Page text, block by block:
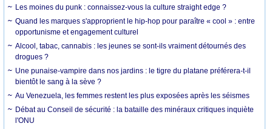
Les moines du punk : connaissez-vous la culture straight edge ?
Quand les marques s'approprient le hip-hop pour paraître « cool » : entre
opportunisme et engagement culturel
Alcool, tabac, cannabis : les jeunes se sont-ils vraiment détournés des
drogues ?
Une punaise-vampire dans nos jardins : le tigre du platane préférera-t-il
bientôt le sang à la sève ?
Au Venezuela, les femmes restent les plus exposées après les séismes
Débat au Conseil de sécurité : la bataille des minéraux critiques inquiète
l'ONU